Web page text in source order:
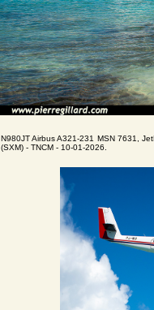
N980JT Airbus A321-231 MSN 7631,
(SXM) - TNCM - 10-01-2026.